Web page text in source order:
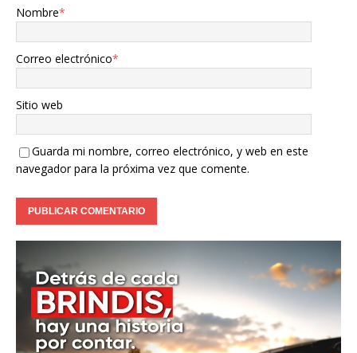
Nombre*
Correo electrónico*
Sitio web
Guarda mi nombre, correo electrónico, y web en este
navegador para la próxima vez que comente.